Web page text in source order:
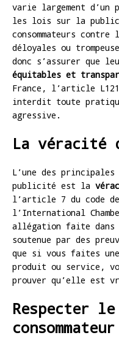
varie largement d’un
les lois sur la
consommateurs
déloyales ou
donc s’assurer que
équitables et
France, l’article
interdit toute pratique
agressive.
La véracité
L’une des
publicité est la
l’article 7 du code
l’International
allégation faite
soutenue par des
que si vous faites
produit ou service,
prouver qu’elle est
Respecter le
consommateur